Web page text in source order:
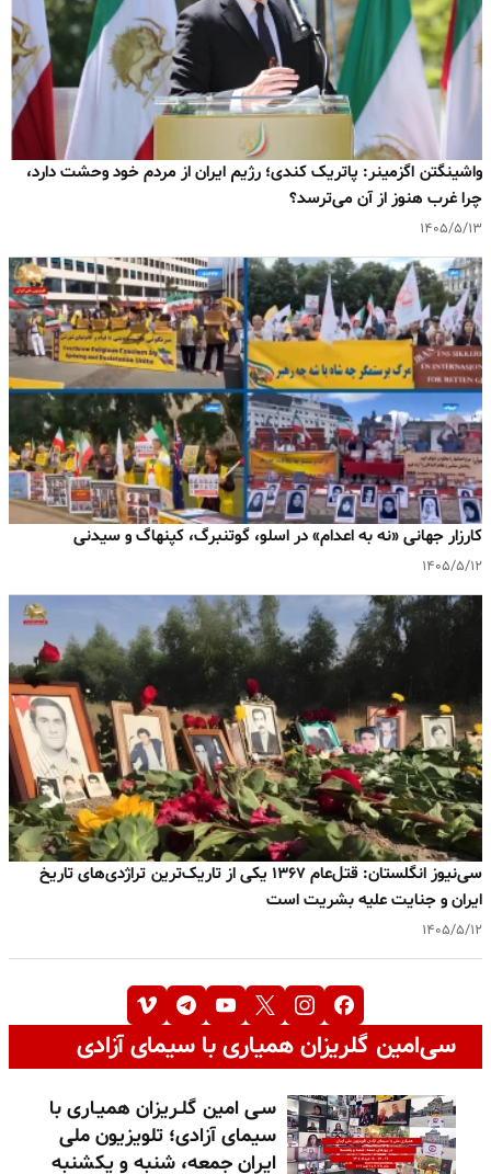
واشینگتن اگزمینر: پاتریک کندی؛ رژیم ایران از مردم خود وحشت دارد،
چرا غرب هنوز از آن می‌ترسد؟
۱۴۰۵/۵/۱۳
کارزار جهانی «نه به اعدام» در اسلو، گوتنبرگ، کپنهاگ و سیدنی
۱۴۰۵/۵/۱۲
سی‌نیوز انگلستان: قتل‌عام ۱۳۶۷ یکی از تاریک‌ترین تراژدی‌های تاریخ
ایران و جنایت علیه بشریت است
۱۴۰۵/۵/۱۲
سی‌امین گلریزان همیاری با سیمای آزادی
سـی امین گلـریزان همیـاری با
سیمای آزادی؛ تلویزیون ملی
ایران جمعه، شنبه و یکشنبه